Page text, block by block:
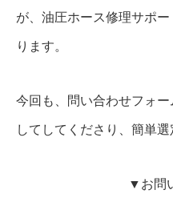
が、油圧ホース修理サポ
ります。
今回も、問い合わせフォ
してしてくださり、簡単選
▼お問